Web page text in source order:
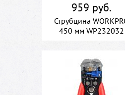
959 руб.
Струбцина
450 мм WP232032